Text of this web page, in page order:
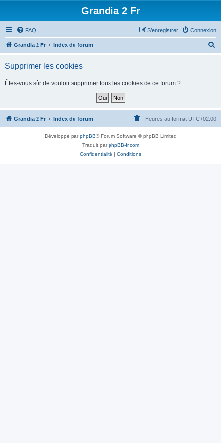
Grandia 2 Fr
FAQ Connexion
S’enregistrer
Grandia 2 Fr Index du forum
h
Supprimer les cookies
Êtes-vous sûr de vouloir supprimer tous les cookies de ce forum ?
Grandia 2 Fr Index du forum Heures au format UTC+02:00
Développé parphpBB® Forum Software © phpBB Limited
Traduit parphpBB-fr.com
Confidentialité | Conditions